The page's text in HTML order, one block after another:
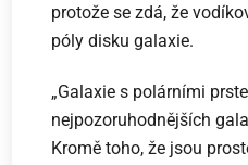
protože se zdá, že
póly disku galaxie.
„Galaxie s polárními
nejpozoruhodnějších
Kromě toho, že jsou